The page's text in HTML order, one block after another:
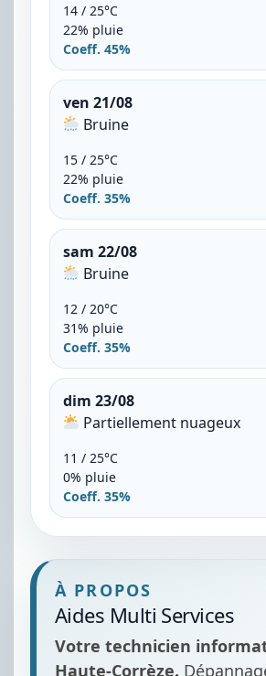
14 / 25°C
22% pluie
Coeff. 45%
ven 21/08
Bruine
15 / 25°C
22% pluie
Coeff. 35%
sam 22/08
Bruine
12 / 20°C
31% pluie
Coeff. 35%
dim 23/08
Partiellement nuageux
11 / 25°C
0% pluie
Coeff. 35%
À PROPOS
Aides Multi Services
Votre technicien
Haute-Corrèze.